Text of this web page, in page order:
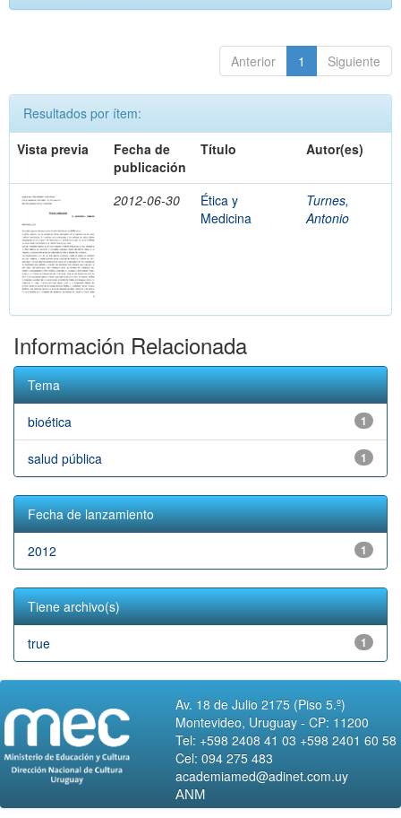
Anterior 1 Siguiente
Resultados por ítem:
Vista previa
Fecha de
publicación
Título Autor(es)
2012-06-30
Ética y
Medicina
Turnes,
Antonio
Información Relacionada
Tema
1
bioética
1
salud pública
Fecha de lanzamiento
1
2012
Tiene archivo(s)
1
true
Av. 18 de Julio 2175 (Piso 5.º)
Montevideo, Uruguay - CP: 11200
Tel: +598 2408 41 03 +598 2401 60 58
Cel: 094 275 483
academiamed@adinet.com.uy
ANM